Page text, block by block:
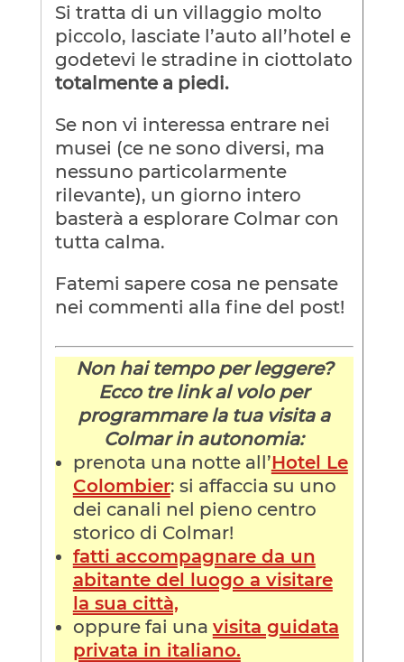
Si tratta di un villaggio molto
piccolo, lasciate l’auto all’hotel e
godetevi le stradine in ciottolato
totalmente a piedi.
Se non vi interessa entrare nei
musei (ce ne sono diversi, ma
nessuno particolarmente
rilevante), un giorno intero
basterà a esplorare Colmar con
tutta calma.
Fatemi sapere cosa ne pensate
nei commenti alla fine del post!
Non hai tempo per leggere?
Ecco tre link al volo per
programmare la tua visita a
Colmar in autonomia:
prenota una notte all’Hotel Le
Colombier: si affaccia su uno
dei canali nel pieno centro
storico di Colmar!
fatti accompagnare da un
abitante del luogo a visitare
la sua città,
oppure fai una visita guidata
privata in italiano.